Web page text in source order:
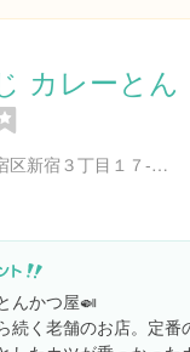
カレーとん
東京都新宿区新宿３丁目１７-２１
んかつ屋🍛
続く老舗のお店。定